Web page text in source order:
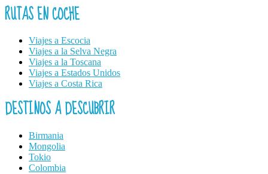
RUTAS EN COCHE
Viajes a Escocia
Viajes a la Selva Negra
Viajes a la Toscana
Viajes a Estados Unidos
Viajes a Costa Rica
DESTINOS A DESCUBRIR
Birmania
Mongolia
Tokio
Colombia